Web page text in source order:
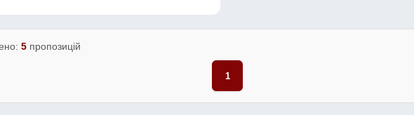
5 пропозицій
1